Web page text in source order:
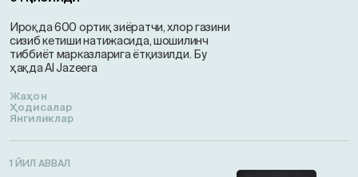
Ироқда 600 ортиқ зиёратчи, хлор газини
сизиб кетиши натижасида, шошилинч
тиббиёт марказларига ётқизилди. Бу
ҳақда Al Jazeera
Жаҳон
Ҳодисалар
Янгиликлар
1 ЙИЛ АВВАЛ